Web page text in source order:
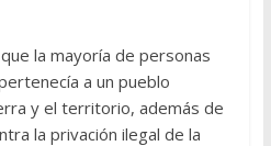
la mayoría de personas
a un pueblo
y el territorio, además de
la privación ilegal de la